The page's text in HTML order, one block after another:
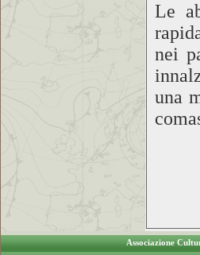
Le
nei
una
Associazione